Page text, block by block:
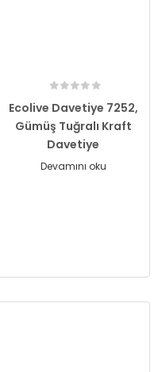
Ecolive Davetiye 7252,
Gümüş Tuğralı Kraft
Davetiye
Devamını oku